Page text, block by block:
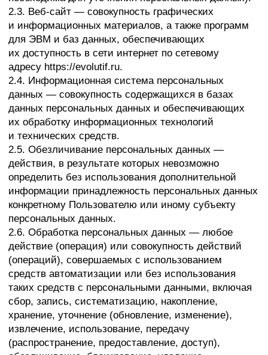
действие (операция) или совокупность действий
(операций), совершаемых с использованием
средств автоматизации или без использования
таких средств с персональными данными, включая
сбор, запись, систематизацию, накопление,
хранение, уточнение (обновление, изменение),
извлечение, использование, передачу
(распространение, предоставление, доступ),
обезличивание, блокирование, удаление,
уничтожение персональных данных.
муниципальный орган, юридическое или
физическое лицо, самостоятельно или совместно
с другими лицами организующие и/
или осуществляющие обработку персональных
данных, а также определяющие цели обработки
персональных данных, состав персональных
данных, подлежащих обработке, действия
(операции), совершаемые с персональными
данными.
2.8. Персональные данные — любая информация,
относящаяся прямо или косвенно к определенному
или определяемому Пользователю веб-
сайта https://evolutif.ru.
2.9. Персональные данные, разрешенные субъектом
персональных данных для распространения, —
персональные данные, доступ неограниченного круга
лиц к которым предоставлен субъектом
персональных данных путем дачи согласия
на обработку персональных данных, разрешенных
субъектом персональных данных для
распространения в порядке, предусмотренном
Законом о персональных данных (далее —
персональные данные, разрешенные для
распространения).
2.10. Пользователь — любой посетитель веб-